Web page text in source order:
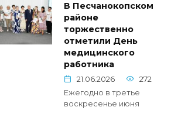
В Песчанокопском
районе
торжественно
отметили День
медицинского
работника
21.06.2026
272
Ежегодно в третье
воскресенье июня